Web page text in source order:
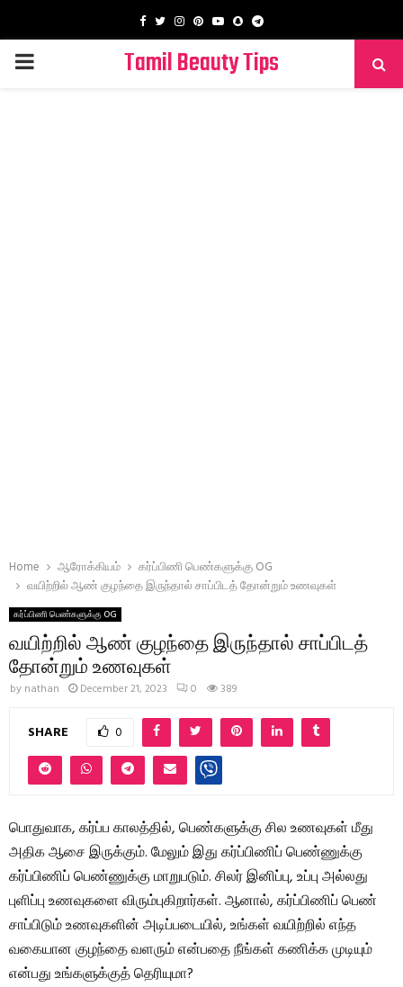
Facebook
TwitterInstagram
PinterestYoutube
SnapchatTelegram
PRIMARY
Tamil Beauty Tips
Home ஆரோக்கியம்
கர்ப்பிணி பெண்களுக்கு OG
வயிற்றில் ஆண் குழந்தை இருந்தால் சாப்பிடத் தோன்றும் உணவுகள்
கர்ப்பிணி பெண்களுக்கு OG
வயிற்றில் ஆண் குழந்தை இருந்தால் சாப்பிடத்
தோன்றும் உணவுகள்
by nathan December 21, 2023 0 389
SHARE 0
பொதுவாக, கர்ப்ப காலத்தில், பெண்களுக்கு சில உணவுகள் மீது
அதிக ஆசை இருக்கும். மேலும் இது கர்ப்பிணிப் பெண்ணுக்கு
கர்ப்பிணிப் பெண்ணுக்கு மாறுபடும். சிலர் இனிப்பு, உப்பு அல்லது
புளிப்பு உணவுகளை விரும்புகிறார்கள். ஆனால், கர்ப்பிணிப் பெண்
சாப்பிடும் உணவுகளின் அடிப்படையில், உங்கள் வயிற்றில் எந்த
வகையான குழந்தை வளரும் என்பதை நீங்கள் கணிக்க முடியும்
என்பது உங்களுக்குத் தெரியுமா?